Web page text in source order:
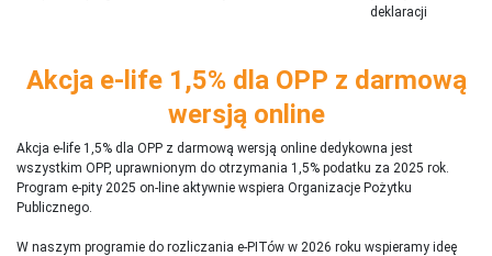
deklaracji
Akcja e-life 1,5% dla OPP z darmową
wersją online
Akcja e-life 1,5% dla OPP z darmową wersją online dedykowna jest
wszystkim OPP, uprawnionym do otrzymania 1,5% podatku za 2025 rok.
Program e-pity 2025 on-line aktywnie wspiera Organizacje Pożytku
Publicznego.
W naszym programie do rozliczania e-PITów w 2026 roku wspieramy ideę